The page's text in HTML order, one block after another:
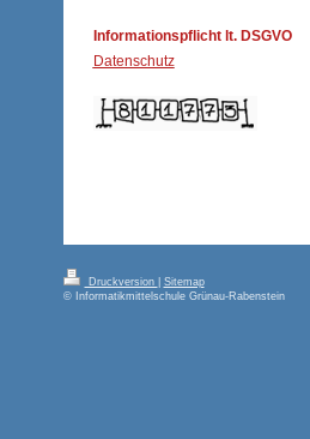
Informationspflicht lt. DSGVO
Datenschutz
Druckversion
Sitemap
© Informatikmittelschule Grünau-Rabenstein